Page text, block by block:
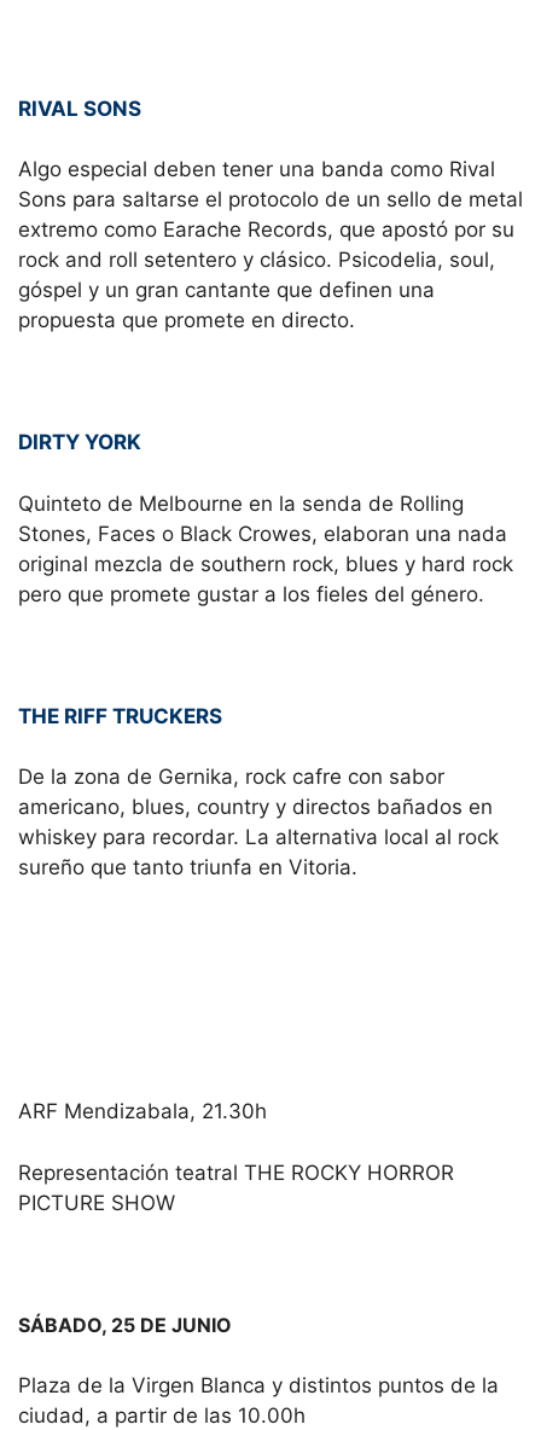
RIVAL SONS
Algo especial deben tener una banda como Rival
Sons para saltarse el protocolo de un sello de metal
extremo como Earache Records, que apostó por su
rock and roll setentero y clásico. Psicodelia, soul,
góspel y un gran cantante que definen una
propuesta que promete en directo.
DIRTY YORK
Quinteto de Melbourne en la senda de Rolling
Stones, Faces o Black Crowes, elaboran una nada
original mezcla de southern rock, blues y hard rock
pero que promete gustar a los fieles del género.
THE RIFF TRUCKERS
De la zona de Gernika, rock cafre con sabor
americano, blues, country y directos bañados en
whiskey para recordar. La alternativa local al rock
sureño que tanto triunfa en Vitoria.
ARF Mendizabala, 21.30h
Representación teatral THE ROCKY HORROR
PICTURE SHOW
SÁBADO, 25 DE JUNIO
Plaza de la Virgen Blanca y distintos puntos de la
ciudad, a partir de las 10.00h